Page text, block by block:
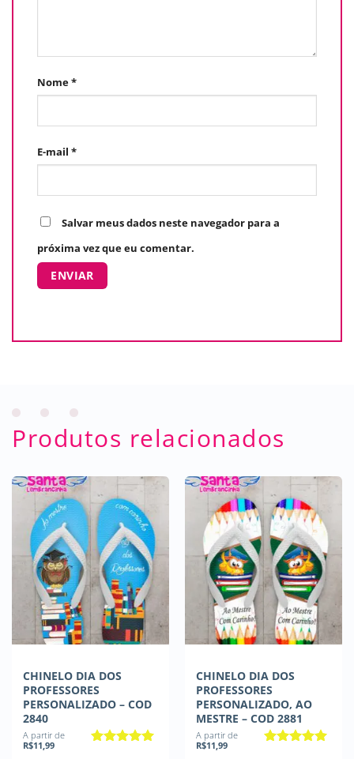
Nome*
E-mail *
Salvar meus dados neste navegador para a
próxima vez que eu comentar.
Produtos relacionados
CHINELO DIA DOS
PROFESSORES
PERSONALIZADO – COD
2840
A partir de
R$11,99
CHINELO DIA DOS
PROFESSORES
PERSONALIZADO, AO
MESTRE – COD 2881
A partir de
R$11,99